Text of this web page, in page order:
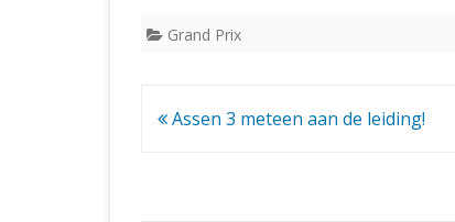
Grand Prix
Bericht
Assen 3 meteen aan de leiding!